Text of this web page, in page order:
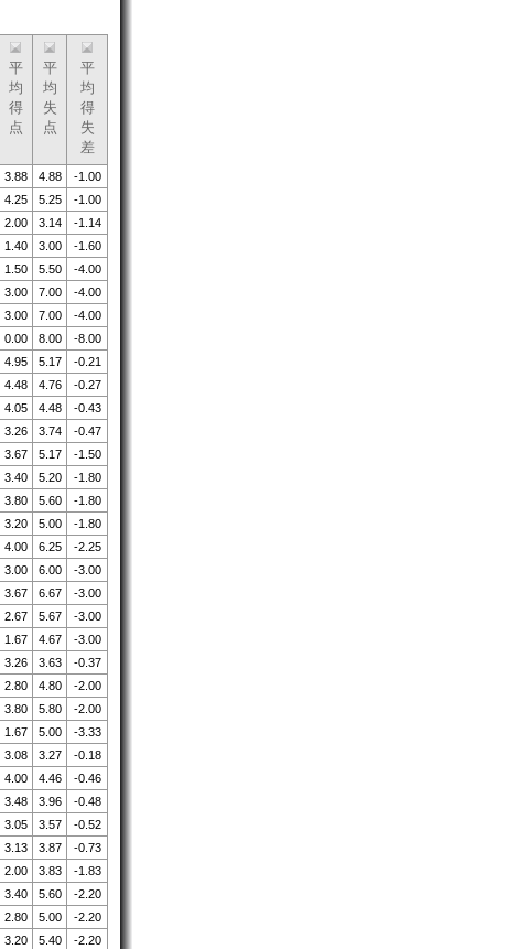
平
均
得
点
平
均
失
点
平
均
得
失
差
3.88 4.88
-1.00
4.25 5.25
-1.00
2.00 3.14
-1.14
1.40 3.00
-1.60
1.50 5.50
-4.00
3.00 7.00
-4.00
3.00 7.00
-4.00
0.00 8.00
-8.00
4.95 5.17
-0.21
4.48 4.76
-0.27
4.05 4.48
-0.43
3.26 3.74
-0.47
3.67 5.17
-1.50
3.40 5.20
-1.80
3.80 5.60
-1.80
3.20 5.00
-1.80
4.00 6.25
-2.25
3.00 6.00
-3.00
3.67 6.67
-3.00
2.67 5.67
-3.00
1.67 4.67
-3.00
3.26 3.63
-0.37
2.80 4.80
-2.00
3.80 5.80
-2.00
1.67 5.00
-3.33
3.08 3.27
-0.18
4.00 4.46
-0.46
3.48 3.96
-0.48
3.05 3.57
-0.52
3.13 3.87
-0.73
2.00 3.83
-1.83
3.40 5.60
-2.20
2.80 5.00
-2.20
3.20 5.40
-2.20